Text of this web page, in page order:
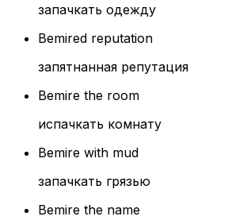
запачкать одежду
Bemired reputation
запятнанная репутация
Bemire the room
испачкать комнату
Bemire with mud
запачкать грязью
Bemire the name